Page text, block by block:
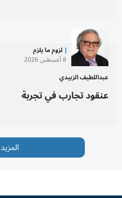
لزوم ما يلزم
8 أغسطس 2026
عبداللطيف الزبيدي
عنقود تجارب في تجربة
المزيد